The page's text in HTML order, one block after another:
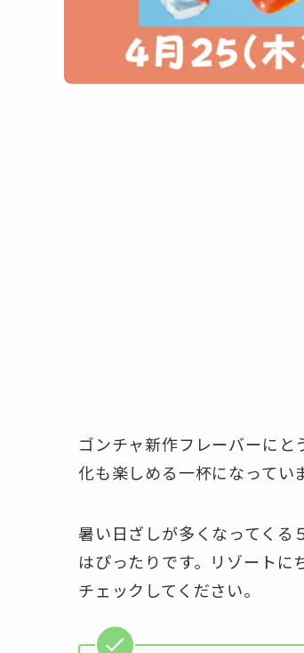
ゴンチャ新作フレーバーに
化も楽しめる一杯になってい
暑い日ざしが多くなってくる
はぴったりです。リゾートに
チェックしてください。